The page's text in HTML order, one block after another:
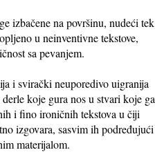
izbačene na površinu, nudeći tek
u neinventivne tekstove,
sa pevanjem.
i svirački neuporedivo uigranija
koje gura nos u stvari koje ga
i fino ironičnih tekstova u čiji
izgovara, sasvim ih podređujući
materijalom.